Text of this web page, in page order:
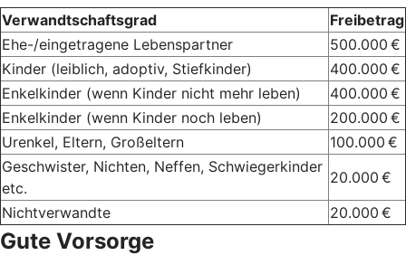
Verwandtschaftsgrad
Freibetrag
Ehe-/eingetragene Lebenspartner
500.000 €
Kinder (leiblich, adoptiv, Stiefkinder)
400.000 €
Enkelkinder (wenn Kinder nicht mehr leben)
400.000 €
Enkelkinder (wenn Kinder noch leben)
200.000 €
Urenkel, Eltern, Großeltern
100.000 €
Geschwister, Nichten, Neffen, Schwiegerkinder
etc.
20.000 €
Nichtverwandte
20.000 €
Gute Vorsorge